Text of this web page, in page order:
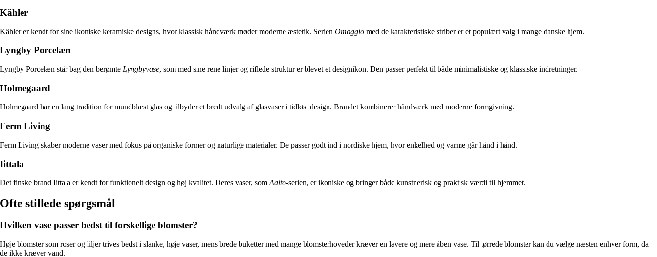
Kähler
Kähler er kendt for sine ikoniske keramiske designs, hvor klassisk håndværk møder moderne æstetik. Serien Omaggio med de karakteristiske striber er et populært valg i mange danske hjem.
Lyngby Porcelæn
Lyngby Porcelæn står bag den berømte Lyngbyvase, som med sine rene linjer og riflede struktur er blevet et designikon. Den passer perfekt til både minimalistiske og klassiske indretninger.
Holmegaard
Holmegaard har en lang tradition for mundblæst glas og tilbyder et bredt udvalg af glasvaser i tidløst design. Brandet kombinerer håndværk med moderne formgivning.
Ferm Living
Ferm Living skaber moderne vaser med fokus på organiske former og naturlige materialer. De passer godt ind i nordiske hjem, hvor enkelhed og varme går hånd i hånd.
Iittala
Det finske brand Iittala er kendt for funktionelt design og høj kvalitet. Deres vaser, som Aalto-serien, er ikoniske og bringer både kunstnerisk og praktisk værdi til hjemmet.
Ofte stillede spørgsmål
Hvilken vase passer bedst til forskellige blomster?
Høje blomster som roser og liljer trives bedst i slanke, høje vaser, mens brede buketter med mange blomsterhoveder kræver en lavere og mere åben vase. Til tørrede blomster kan du vælge næsten enhver form, da
de ikke kræver vand.